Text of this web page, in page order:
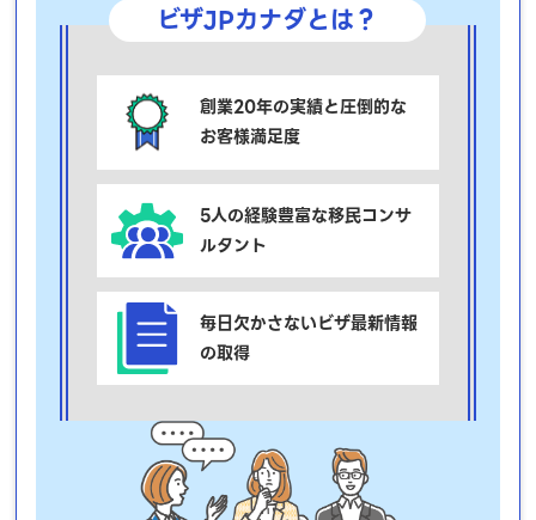
ビザJPカナダとは？
創業20年の実績と圧倒的な
お客様満足度
5人の経験豊富な移民コンサ
ルタント
毎日欠かさないビザ最新情報
の取得